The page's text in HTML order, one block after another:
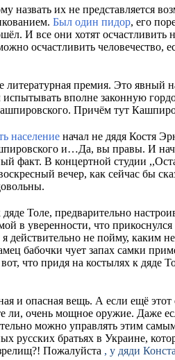
назвать их не представляется
Был один пидор, его
И все они хотят осчастливить
осчастливить человечество,
литературная премия. Это явный
испытывать вполне законную
Причём тут
население начал не дядя Костя
и…Да, вы правы. И
факт. В концертной студии
вечер, как сейчас бы
Толе, предварительно
в уверенности, что
действительно не пойму, каким
бабочки чует запах самки
что придя на костылях к дяде
и опасная вещь. А если ещё этот
ли, очень мощное оружие. Даже
можно управлять этим
русских братьях в Украине,
Пожалуйста , у дяди